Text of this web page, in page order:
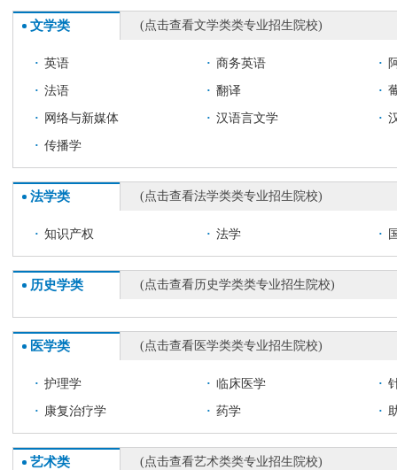
文学类 (点击查看文学类类专业招生院校)
· 英语 · 商务英语 ·
· 法语 · 翻译 ·
· 网络与新媒体 · 汉语言文学 ·
· 传播学
法学类 (点击查看法学类类专业招生院校)
· 知识产权 · 法学 ·
历史学类 (点击查看历史学类类专业招生院校)
医学类 (点击查看医学类类专业招生院校)
· 护理学 · 临床医学 ·
· 康复治疗学 · 药学 ·
艺术类 (点击查看艺术类类专业招生院校)